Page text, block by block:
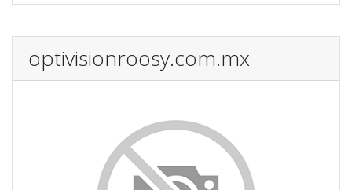
optivisionroosy.com.mx